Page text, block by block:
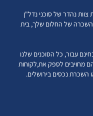
צוות נהדר של סוכני נדל"ן
השכרה של החלום שלך, בית
עבור, כל הסוכנים שלנו
מחויבים לספק את,לקוחות
השכרת נכסים בירושלים.